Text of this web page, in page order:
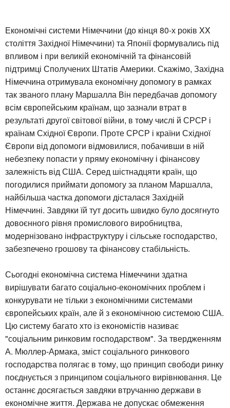
Економічні системи Німеччини (до кінця 80-х років XX
століття Західної Німеччини) та Японії формувались під
впливом і при великій економічній та фінансовій
підтримці Сполучених Штатів Америки. Скажімо, Західна
Німеччина отримувала економічну допомогу в рамках
так званого плану Маршалла Він передбачав допомогу
всім європейським країнам, що зазнали втрат в
результаті другої світової війни, в тому числі й СРСР і
країнам Східної Європи. Проте СРСР і країни Східної
Європи від допомоги відмовилися, побачивши в ній
небезпеку попасти у пряму економічну і фінансову
залежність від США. Серед шістнадцяти країн, що
погодилися приймати допомогу за планом Маршалла,
найбільша частка допомоги дісталася Західній
Німеччині. Завдяки їй тут досить швидко було досягнуто
довоєнного рівня промислового виробництва,
модернізовано інфраструктуру і сільське господарство,
забезпечено грошову та фінансову стабільність.
Сьогодні економічна система Німеччини здатна
вирішувати багато соціально-економічних проблем і
конкурувати не тільки з економічними системами
європейських країн, але й з економічною системою США.
Цю систему багато хто із економістів називає
"соціальним ринковим господарством". За твердженням
А. Мюллер-Армака, зміст соціального ринкового
господарства полягає в тому, що принцип свободи ринку
поєднується з принципом соціального вирівнювання. Це
останнє досягається завдяки втручанню держави в
економічне життя. Держава не допускає обмеження